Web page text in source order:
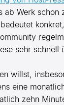
Werk
sehr schnell
willst,
eine
zehn